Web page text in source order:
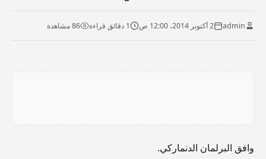
admin 2 أكتوبر 2014، 12:00 ص 1 دقائق قراءة 86 مشاهدة
وافق البرلمان الدنماركي.